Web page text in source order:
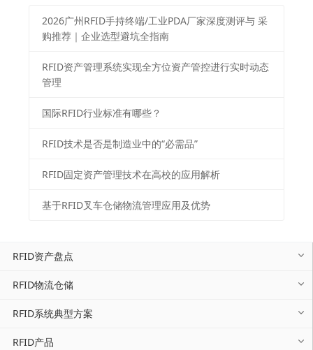
2026⼴州RFID⼿持终端/⼯业PDA⼚家深度测评与 采
购推荐｜企业选型避坑全指南
RFID资产管理系统实现全方位资产管控进行实时动态
管理
国际RFID行业标准有哪些？
RFID技术是否是制造业中的“必需品”
RFID固定资产管理技术在高校的应用解析
基于RFID叉车仓储物流管理应用及优势
RFID资产盘点
RFID物流仓储
RFID系统典型方案
RFID产品